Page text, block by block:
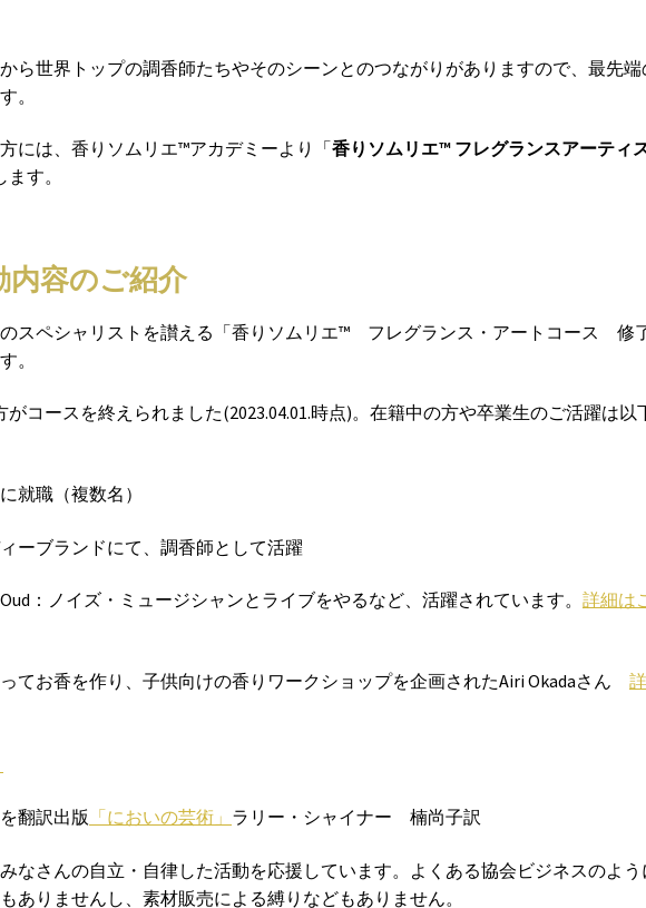
ら世界トップの調香師たちやそのシーンとのつながりがありますので、最先端
。
には、香りソムリエ™️アカデミーより「香りソムリエ™️ フレグランスアーティ
す。
内容のご紹介
スペシャリストを讃える「香りソムリエ™️ フレグランス・アートコース 修
。
がコースを終えられました(2023.04.01.時点)。在籍中の方や卒業生のご活躍は以
就職（複数名）
ーブランドにて、調香師として活躍
：ノイズ・ミュージシャンとライブをやるなど、活躍されています。詳細は
ってお香を作り、子供向けの香りワークショップを企画されたAiri Okadaさん
翻訳出版 「においの芸術」 ラリー・シャイナー 楠尚子訳
なさんの自立・自律した活動を応援しています。よくある協会ビジネスのよう
ありませんし、素材販売による縛りなどもありません。